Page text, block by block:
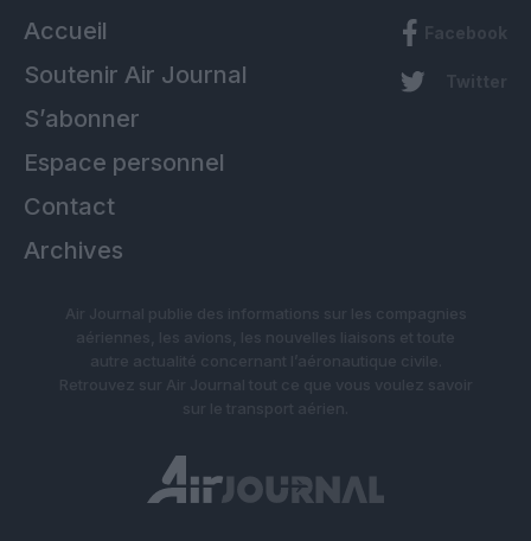
Accueil
Soutenir Air Journal
S’abonner
Espace personnel
Contact
Archives